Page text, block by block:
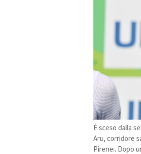
È sceso dalla
Aru, corridore
Pirenei. Dopo